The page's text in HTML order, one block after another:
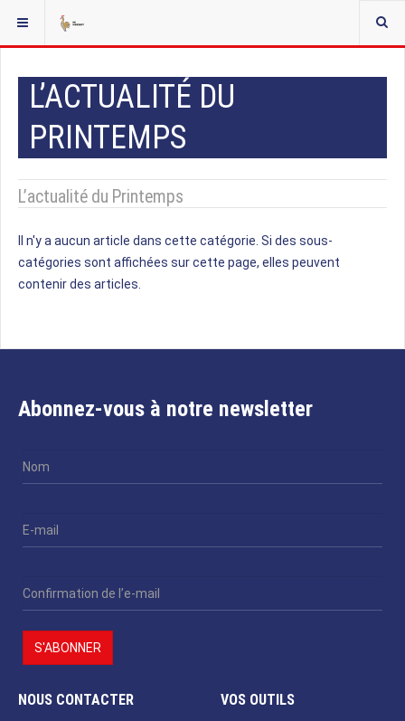
VOUS ÊTES ICI :
L’ACTUALITÉ DU
PRINTEMPS
L’actualité du Printemps
Il n'y a aucun article dans cette catégorie. Si des sous-
catégories sont affichées sur cette page, elles peuvent
contenir des articles.
Abonnez-vous à notre newsletter
NOUS CONTACTER VOS OUTILS